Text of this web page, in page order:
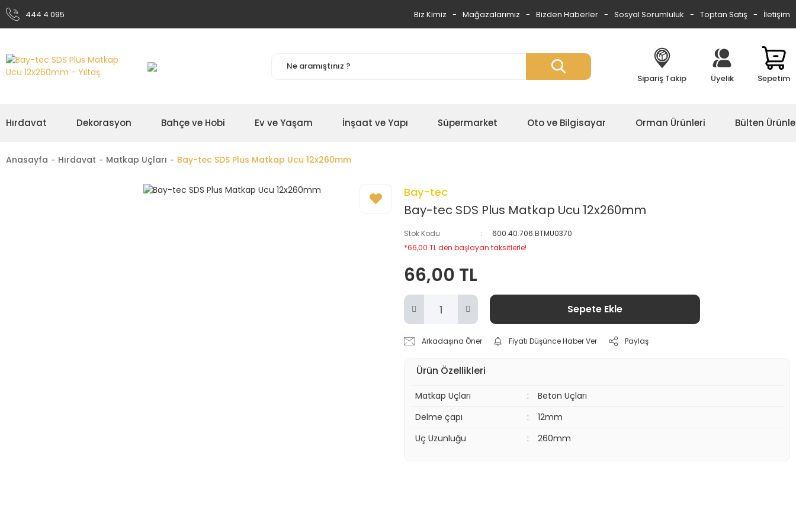
444 4 095 Biz Kimiz Mağazalarımız Bizden Haberler Sosyal Sorumluluk Toptan Satış İletişim
Sipariş Takip Üyelik Sepetim
Hırdavat Dekorasyon Bahçe ve Hobi Ev ve Yaşam İnşaat ve Yapı Süpermarket Oto ve Bilgisayar Orman Ürünleri Bülten
Anasayfa Hırdavat Matkap Uçları Bay-tec SDS Plus Matkap Ucu 12x260mm
Bay-tec
Bay-tec SDS Plus Matkap Ucu 12x260mm
Stok Kodu
600.40.706.BTMU0370
*66,00 TL den başlayan taksitlerle!
66,00 TL
Sepete Ekle
Arkadaşına Öner Fiyatı Düşünce Haber Ver Paylaş
Ürün Özellikleri
Matkap Uçları :
Beton Uçları
Delme çapı
:
12mm
Uç Uzunluğu
: 260mm